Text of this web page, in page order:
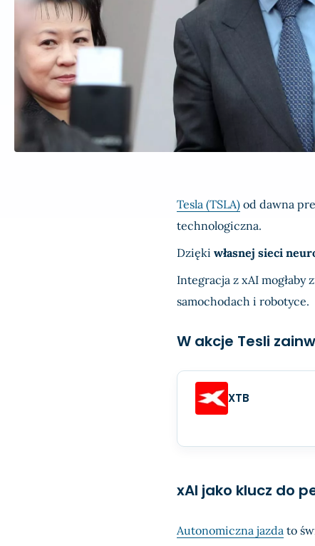
Tesla (TSLA)od dawna
technologiczna.
Dzięki własnej sieci
Integracja z xAI mogłaby
samochodach i robotyce.
W akcje Tesli
XTB
xAI jako klucz do
Autonomiczna jazda to